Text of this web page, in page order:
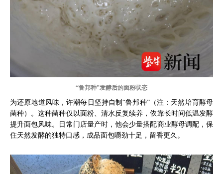
“鲁邦种”发酵后的面粉状态
为还原地道风味，许潮每日坚持自制“鲁邦种”（注：天然培育酵母
菌种）。这种菌种仅以面粉、清水反复续养，依靠长时间低温发酵
提升面包风味。日常门店量产时，他会少量搭配商业酵母调配，保
住天然发酵的独特口感，成品面包嚼劲十足，留香更久。